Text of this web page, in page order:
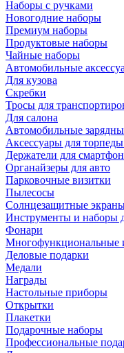
Наборы с ручками
Новогодние наборы
Премиум наборы
Продуктовые наборы
Чайные наборы
Автомобильные
Для кузова
Скребки
Тросы для
Для салона
Автомобильные
Аксессуары для
Держатели для
Органайзеры для авто
Парковочные визитки
Пылесосы
Солнцезащитные
Инструменты и наборы
Фонари
Многофункциональные
Деловые подарки
Медали
Награды
Настольные приборы
Открытки
Плакетки
Подарочные наборы
Профессиональные